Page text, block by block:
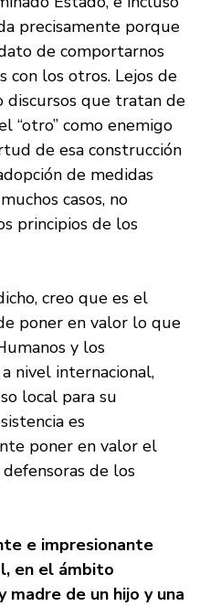
precisamente porque
de comportarnos
los otros. Lejos de
discursos que tratan de
“otro” como enemigo
de esa construcción
de medidas
casos, no
principios de los
creo que es el
poner en valor lo que
y los
nivel internacional,
local para su
es
poner en valor el
de los
e impresionante
en el ámbito
madre de un hijo y una